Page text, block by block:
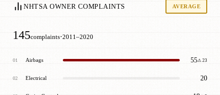
NHTSA OWNER COMPLAINTS AVERAGE
145complaints·2011–2020
01 Airbags 55⚠ 23
02 Electrical 20